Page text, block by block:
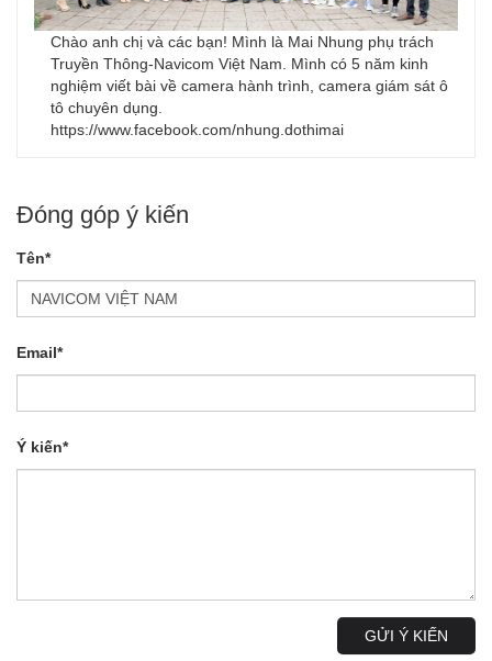
Chào anh chị và các bạn! Mình là Mai Nhung phụ trách
Truyền Thông-Navicom Việt Nam. Mình có 5 năm kinh
nghiệm viết bài về camera hành trình, camera giám sát ô
tô chuyên dụng.
https://www.facebook.com/nhung.dothimai
Đóng góp ý kiến
Tên*
Email*
Ý kiến*
GỬI Ý KIẾN